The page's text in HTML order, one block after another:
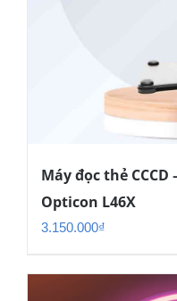
Máy đọc thẻ
Opticon L46X
3.150.000₫